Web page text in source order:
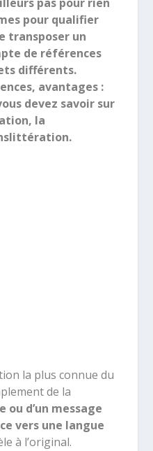
pour qualifier
transposer un
de références
différents.
avantages :
devez savoir sur
la
la plus connue du
de la
d’un message
vers une langue
à l’original.